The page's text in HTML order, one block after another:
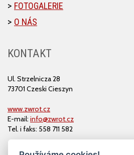
FOTOGALERIE
O NÁS
KONTAKT
Ul. Strzelnicza 28
73701 Czeski Cieszyn
www.zwrot.cz
E-mail: info@zwrot.cz
Tel. i faks: 558 711 582